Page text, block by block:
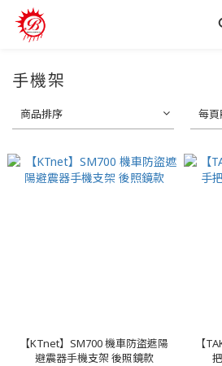
手機架
商品排序 每
【KTnet】SM700 機車防盜遮陽
避震器手機支架 後照鏡款
【